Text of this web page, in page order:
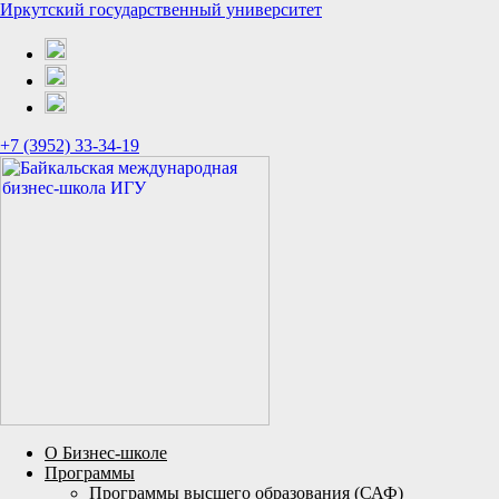
Иркутский государственный университет
+7 (3952) 33-34-19
О Бизнес-школе
Программы
Программы высшего образования (САФ)